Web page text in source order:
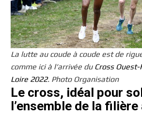
La lutte au coude à coude est de
comme ici à l’arrivée du Cross Ouest-
Loire 2022. Photo Organisation
Le cross, idéal pour
l’ensemble de la